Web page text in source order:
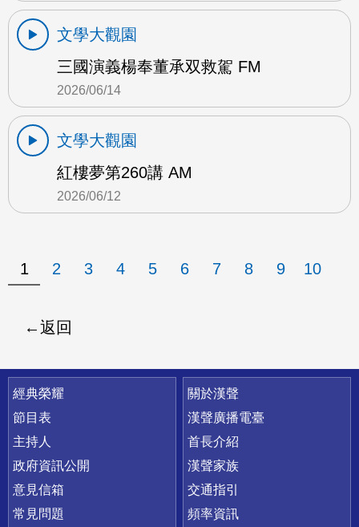
文學大觀園
三國演義楊奉董承双救駕 FM
2026/06/14
文學大觀園
紅樓夢第260講 AM
2026/06/12
1 2 3 4 5 6 7 8 9 10
返回
快速連結
經典榮耀
節目表
主持人
政府資訊公開
意見信箱
常見問題
關於漢聲
漢聲廣播電臺
首長介紹
漢聲家族
交通指引
頻率資訊